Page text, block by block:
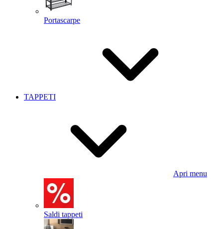
Portascarpe
TAPPETI
Apri menu
Saldi tappeti